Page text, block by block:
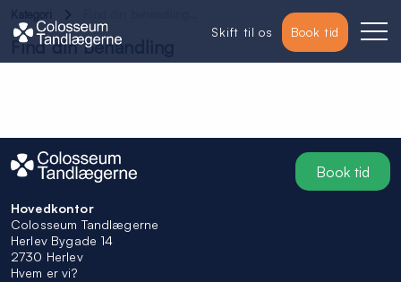
Find din behandling
Book tid
Hovedkontor
Colosseum Tandlægerne
Herlev Bygade 14
2730 Herlev
Hvem er vi?
Skift til os Book tid